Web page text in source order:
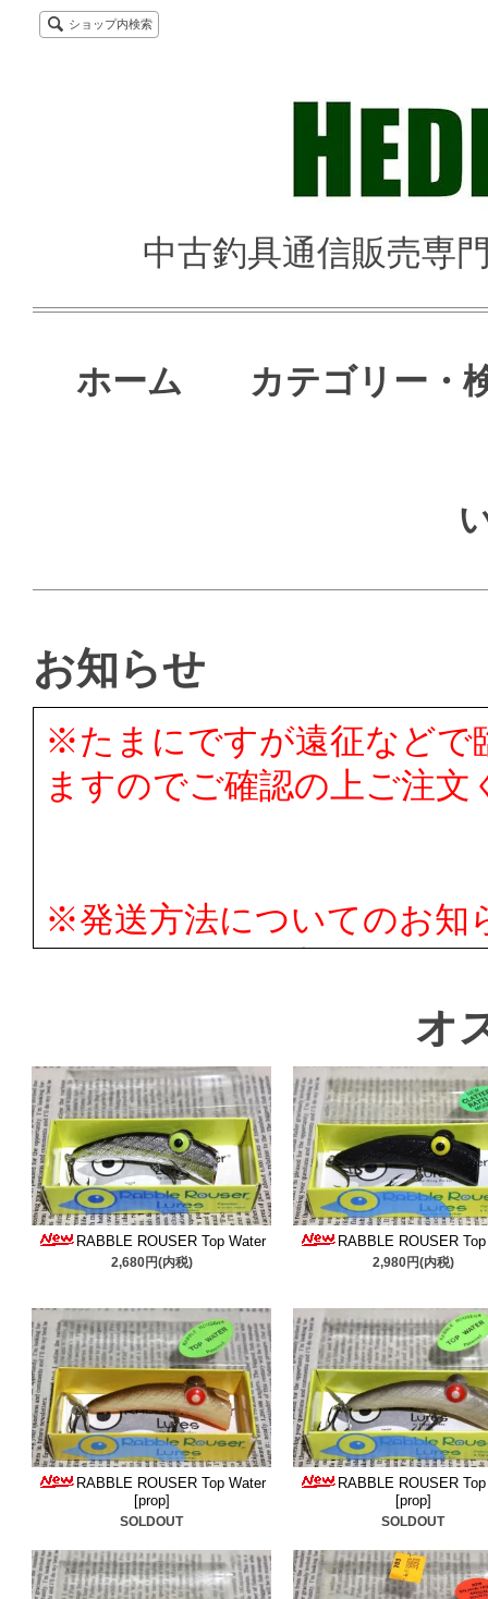
ショップ内検索
中古釣具通信販売専
ホーム カテゴリー・
お知らせ
※たまにですが遠征などで
ますのでご確認の上ご注文
※発送方法についてのお知
の方へ移行していきます
格や発送時間帯等に変更
願いいたします。ご理解
NOTICE
・一万円以上お買い上げ
き手数料も無料です。お得
・新入荷商品や今後のアッ
・納品書は同梱しませんの
方からご確認ください。宜
・発送についてですが、全
能です。いろいろと大人
は是非ご利用ください。ご
オ
RABBLE ROUSER Top Water
2,680円(内税)
RABBLE ROUSER
2,980円(内税)
RABBLE ROUSER Top Water
[prop]
SOLDOUT
RABBLE ROUSER
[prop]
SOLDOUT